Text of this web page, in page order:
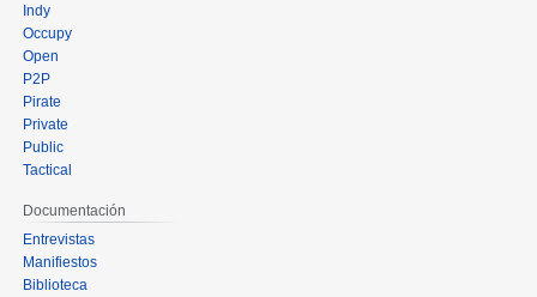
Indy
Occupy
Open
P2P
Pirate
Private
Public
Tactical
Documentación
Entrevistas
Manifiestos
Biblioteca